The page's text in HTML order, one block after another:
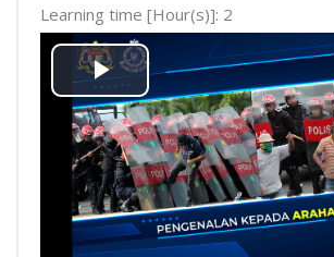
Learning time [Hour(s)]: 2
Mainkan
Video